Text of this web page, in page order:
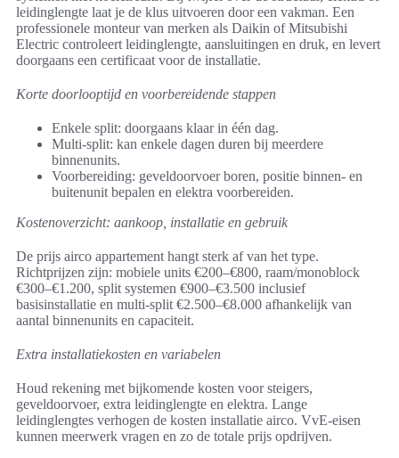
leidinglengte laat je de klus uitvoeren door een vakman. Een
professionele monteur van merken als Daikin of Mitsubishi
Electric controleert leidinglengte, aansluitingen en druk, en levert
doorgaans een certificaat voor de installatie.
Korte doorlooptijd en voorbereidende stappen
Enkele split: doorgaans klaar in één dag.
Multi-split: kan enkele dagen duren bij meerdere
binnenunits.
Voorbereiding: geveldoorvoer boren, positie binnen- en
buitenunit bepalen en elektra voorbereiden.
Kostenoverzicht: aankoop, installatie en gebruik
De prijs airco appartement hangt sterk af van het type.
Richtprijzen zijn: mobiele units €200–€800, raam/monoblock
€300–€1.200, split systemen €900–€3.500 inclusief
basisinstallatie en multi-split €2.500–€8.000 afhankelijk van
aantal binnenunits en capaciteit.
Extra installatiekosten en variabelen
Houd rekening met bijkomende kosten voor steigers,
geveldoorvoer, extra leidinglengte en elektra. Lange
leidinglengtes verhogen de kosten installatie airco. VvE-eisen
kunnen meerwerk vragen en zo de totale prijs opdrijven.